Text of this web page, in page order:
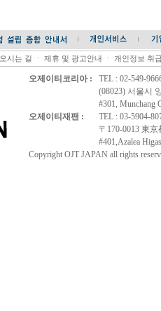
오시는 길 ㆍ 제휴 및 광고안내 ㆍ 개인정보 취
오제이티코리아 :
TEL : 02-549-
(08023) 서울시
#301, Munchang
오제이티재팬 :
TEL : 03-5904-
〒170-0013 東
#401,Azalea
Copyright OJT JAPAN all rights